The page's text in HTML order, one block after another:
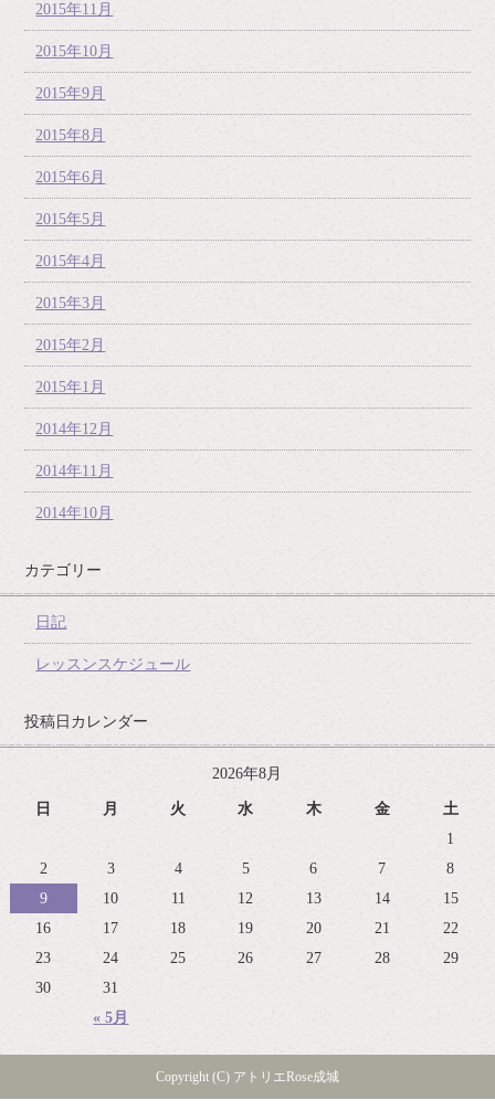
2015年11月
2015年10月
2015年9月
2015年8月
2015年6月
2015年5月
2015年4月
2015年3月
2015年2月
2015年1月
2014年12月
2014年11月
2014年10月
カテゴリー
日記
レッスンスケジュール
投稿日カレンダー
2026年8月
日 月 火 水 木 金 土
« 5月
1
2
3 4 5 6 7
8
9
10 11 12 13 14
15
16
17 18 19 20 21
22
23
24 25 26 27 28
29
30
31
Copyright (C) アトリエRose成城